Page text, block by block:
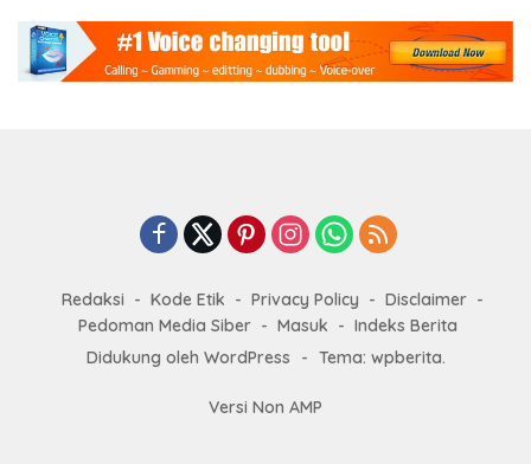
Redaksi Kode Etik Privacy Policy
Disclaimer
Pedoman Media Siber
Masuk
Indeks Berita
Didukung oleh WordPress
- Tema: wpberita.
Versi Non AMP